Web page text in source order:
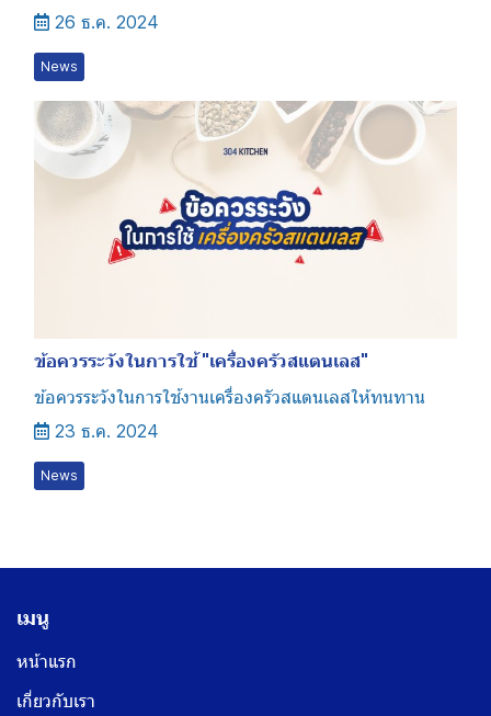
26 ธ.ค. 2024
News
ข้อควรระวังในการใช้ "เครื่องครัวสแตนเลส"
ข้อควรระวังในการใช้งานเครื่องครัวสแตนเลสให้ทนทาน
23 ธ.ค. 2024
News
เมนู
หน้าแรก
เกี่ยวกับเรา